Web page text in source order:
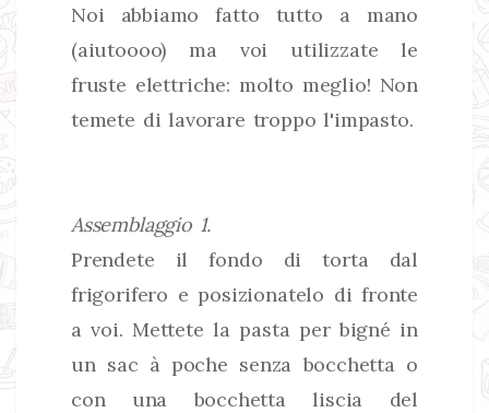
Noi abbiamo fatto tutto a mano
(aiutoooo) ma voi utilizzate le
fruste elettriche: molto meglio! Non
temete di lavorare troppo l'impasto.
Assemblaggio 1.
Prendete il fondo di torta dal
frigorifero e posizionatelo di fronte
a voi. Mettete la pasta per bigné in
un sac à poche senza bocchetta o
con una bocchetta liscia del